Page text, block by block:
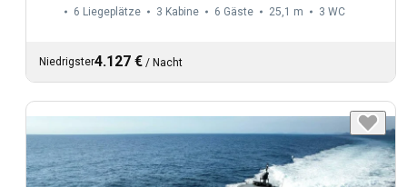
6 Liegeplätze 3 Kabine 6 Gäste 25,1 m 3 WC
Niedrigster4.127 € / Nacht